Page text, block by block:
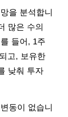
을 분석합니
많은 수의
들어, 1주
고, 보유한
낮춰 투자
동이 없습니